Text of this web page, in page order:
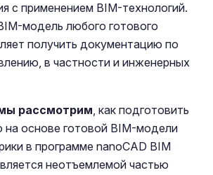
с применением BIM-технологий.
модель любого готового
получить документацию по
в частности и инженерных
рассмотрим, как подготовить
основе готовой BIM-модели
в программе nanoCAD BIM
неотъемлемой частью